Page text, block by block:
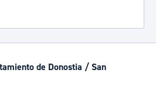
de Donostia / San